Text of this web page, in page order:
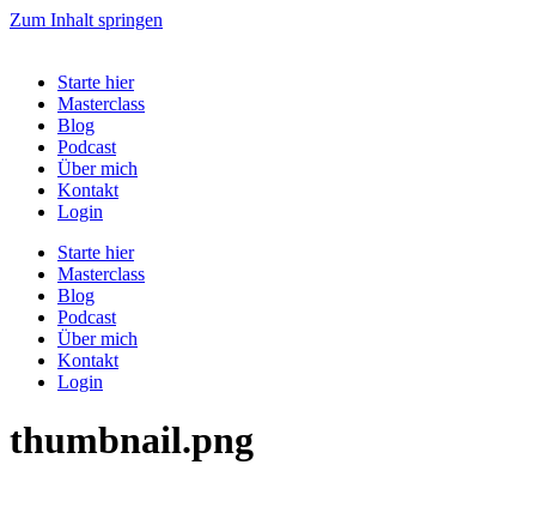
Zum Inhalt springen
Starte hier
Masterclass
Blog
Podcast
Über mich
Kontakt
Login
Starte hier
Masterclass
Blog
Podcast
Über mich
Kontakt
Login
thumbnail.png